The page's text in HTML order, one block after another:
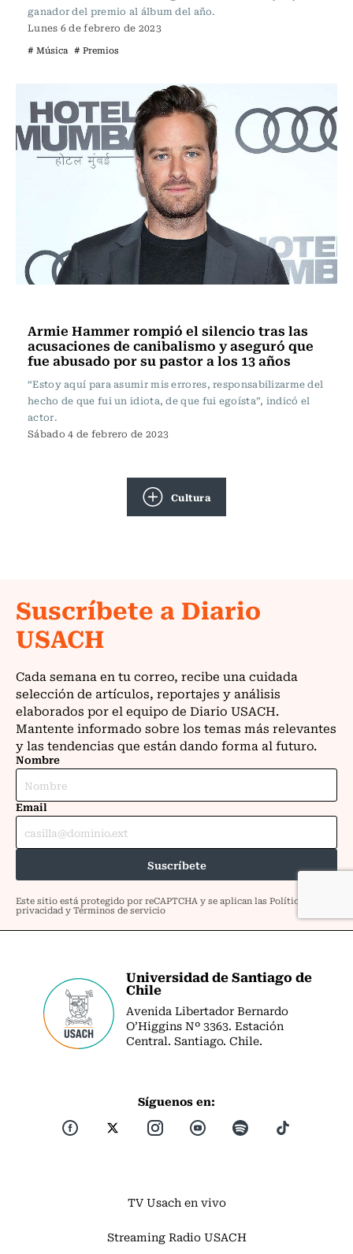
ganador del premio al álbum del año.
Lunes 6 de febrero de 2023
# Música # Premios
Armie Hammer rompió el silencio tras las
acusaciones de canibalismo y aseguró que
fue abusado por su pastor a los 13 años
“Estoy aquí para asumir mis errores, responsabilizarme del
hecho de que fui un idiota, de que fui egoísta”, indicó el
actor.
Sábado 4 de febrero de 2023
Cultura
Universidad de Santiago de
Chile
Avenida Libertador Bernardo
O’Higgins Nº 3363. Estación
Central. Santiago. Chile.
Síguenos en:
TV Usach en vivo
Streaming Radio USACH